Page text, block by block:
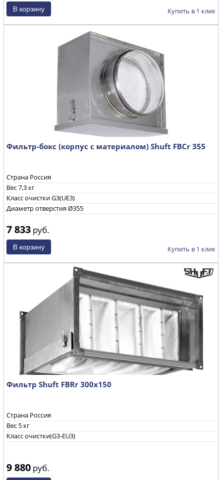
Купить в 1 клик
Фильтр-бокс (корпус с материалом) Shuft FBCr 355
Страна Россия
Вес 7,3 кг
Класс очистки G3(UE3)
Диаметр отверстия Ø355
7 833 руб.
Купить в 1 клик
Фильтр Shuft FBRr 300x150
Страна Россия
Вес 5 кг
Класс очистки(G3-EU3)
9 880 руб.